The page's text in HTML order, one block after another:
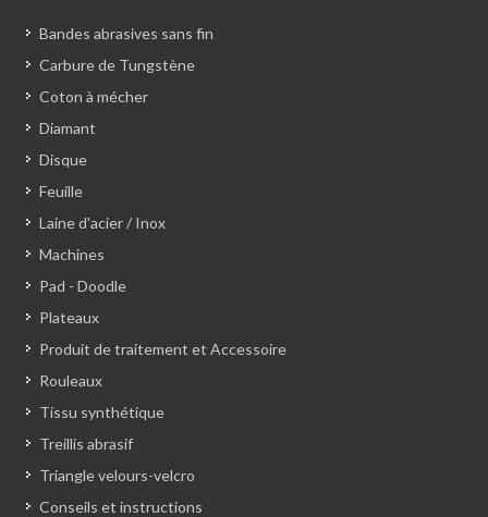
Bandes abrasives sans fin
Carbure de Tungstène
Coton à mécher
Diamant
Disque
Feuille
Laine d'acier / Inox
Machines
Pad - Doodle
Plateaux
Produit de traitement et Accessoire
Rouleaux
Tissu synthétique
Treillis abrasif
Triangle velours-velcro
Conseils et instructions